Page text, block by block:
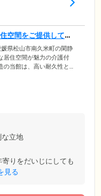
空間をご提供してい
県松山市南久米町の閑静
居住空間が魅力の介護付
の当館は、高い耐久性と
質が特徴です。さらに
はウォーキングテラス
立地
りをだいじにしても
見る